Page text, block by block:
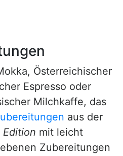
Österreichischer
Espresso oder
Milchkaffe, das
aus der
mit leicht
Zubereitungen